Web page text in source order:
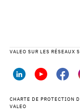
VALEO SUR LES RÉSEAUX
CHARTE DE PROTECTION
VALEO